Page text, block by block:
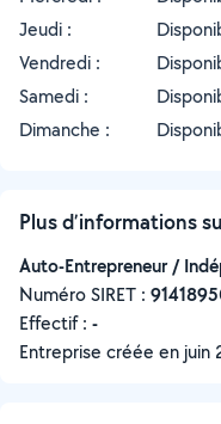
Jeudi :
Vendredi :
Samedi :
Dimanche :
Plus d’informations
Auto-Entrepreneur /
Numéro SIRET :
Effectif : -
Entreprise créée en juin